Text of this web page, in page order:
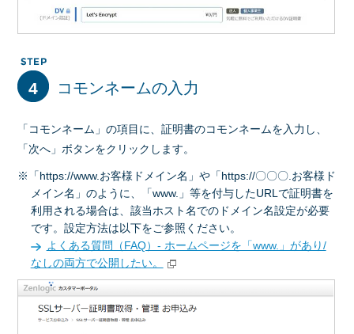
4 コモンネームの入力
「コモンネーム」の項目に、証明書のコモンネームを入力し、
「次へ」ボタンをクリックします。
※「https://www.お客様ドメイン名」や「https://〇〇〇.お客様ド
メイン名」のように、「www.」等を付与したURLで証明書を
利用される場合は、該当ホスト名でのドメイン名設定が必要
です。設定方法は以下をご参照ください。
よくある質問（FAQ）- ホームページを「www.」があり/
なしの両方で公開したい。